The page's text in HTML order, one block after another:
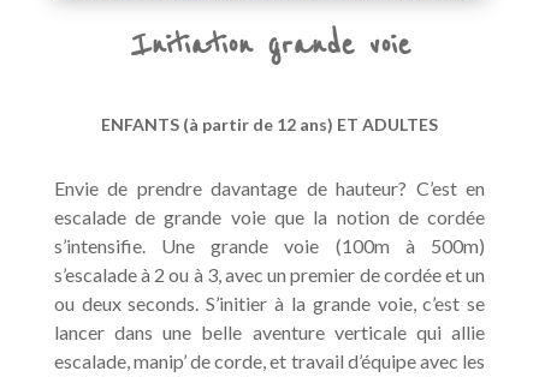
Initiation grande voie
ENFANTS (à partir de 12 ans) ET ADULTES
Envie de prendre davantage de hauteur? C’est en
escalade de grande voie que la notion de cordée
s’intensifie. Une grande voie (100m à 500m)
s’escalade à 2 ou à 3, avec un premier de cordée et un
ou deux seconds. S’initier à la grande voie, c’est se
lancer dans une belle aventure verticale qui allie
escalade, manip’ de corde, et travail d’équipe avec les